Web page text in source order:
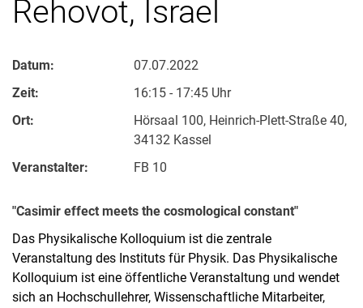
Rehovot, Israel
Datum:
07.07.2022
Zeit:
16:15 - 17:45 Uhr
Ort:
Hörsaal 100, Heinrich-Plett-Straße 40,
34132 Kassel
Veranstalter:
FB 10
"Casimir effect meets the cosmological constant"
Das Physikalische Kolloquium ist die zentrale
Veranstaltung des Instituts für Physik. Das Physikalische
Kolloquium ist eine öffentliche Veranstaltung und wendet
sich an Hochschullehrer, Wissenschaftliche Mitarbeiter,